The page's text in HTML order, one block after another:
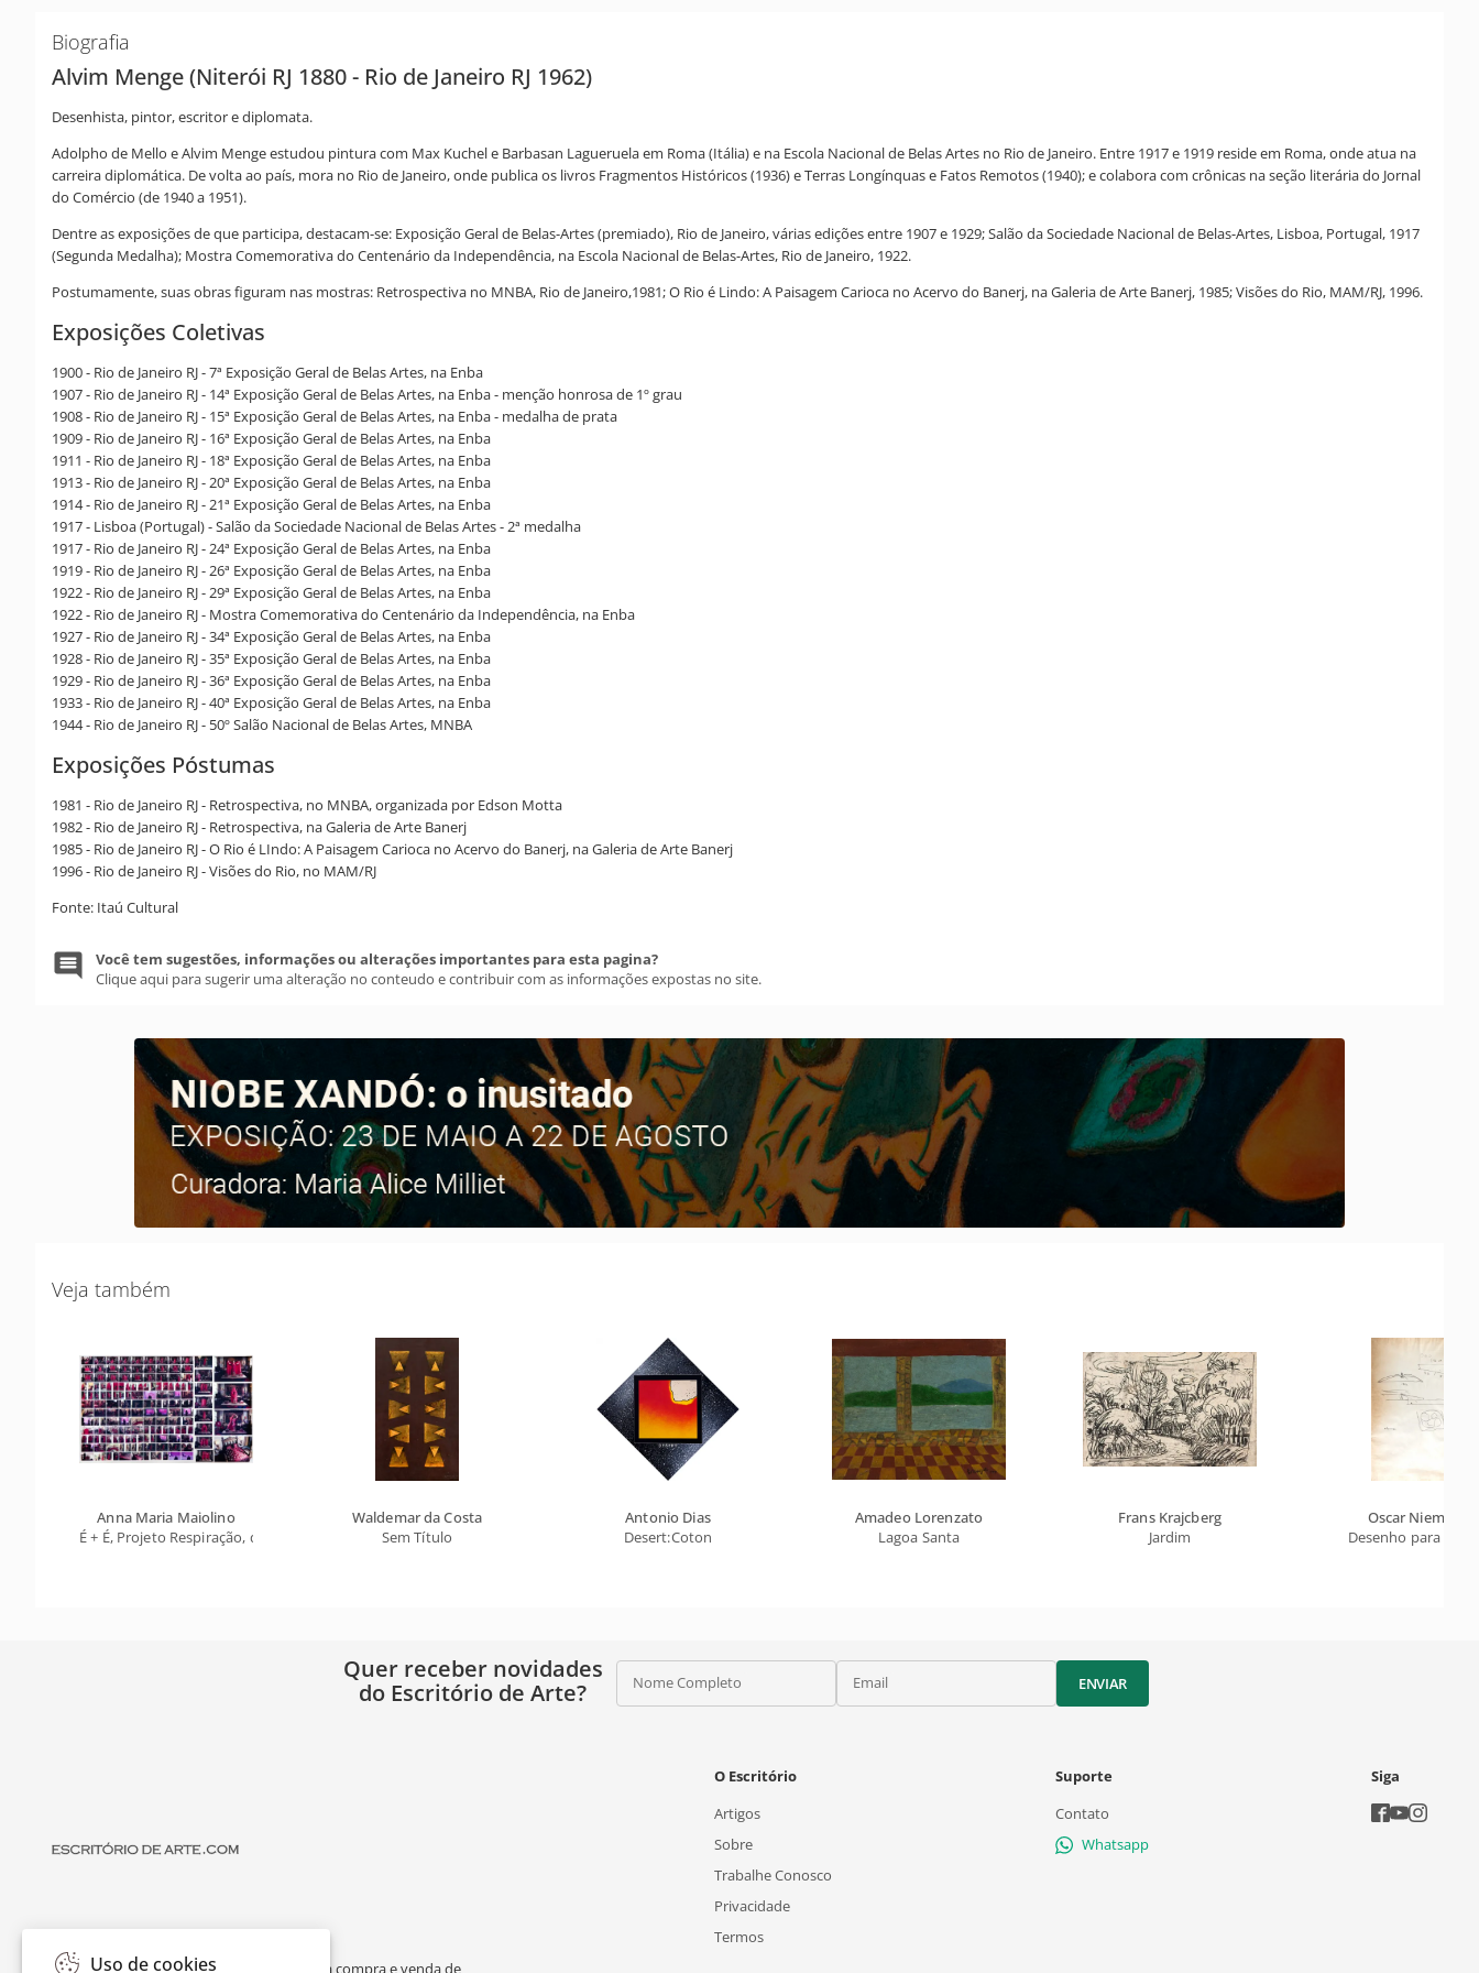
Biografia
Alvim Menge (Niterói RJ 1880 - Rio de Janeiro RJ 1962)
Desenhista, pintor, escritor e diplomata.
Adolpho de Mello e Alvim Menge estudou pintura com Max Kuchel e Barbasan Lagueruela em Roma (Itália) e na Escola Nacional de Belas Artes no Rio de Janeiro. Entre 1917 e 1919 reside em Roma, onde atua na
carreira diplomática. De volta ao país, mora no Rio de Janeiro, onde publica os livros Fragmentos Históricos (1936) e Terras Longínquas e Fatos Remotos (1940); e colabora com crônicas na seção literária do Jornal
do Comércio (de 1940 a 1951).
Dentre as exposições de que participa, destacam-se: Exposição Geral de Belas-Artes (premiado), Rio de Janeiro, várias edições entre 1907 e 1929; Salão da Sociedade Nacional de Belas-Artes, Lisboa, Portugal, 1917
(Segunda Medalha); Mostra Comemorativa do Centenário da Independência, na Escola Nacional de Belas-Artes, Rio de Janeiro, 1922.
Postumamente, suas obras figuram nas mostras: Retrospectiva no MNBA, Rio de Janeiro,1981; O Rio é Lindo: A Paisagem Carioca no Acervo do Banerj, na Galeria de Arte Banerj, 1985; Visões do Rio, MAM/RJ, 1996.
Exposições Coletivas
1900 - Rio de Janeiro RJ - 7ª Exposição Geral de Belas Artes, na Enba
1907 - Rio de Janeiro RJ - 14ª Exposição Geral de Belas Artes, na Enba - menção honrosa de 1º grau
1908 - Rio de Janeiro RJ - 15ª Exposição Geral de Belas Artes, na Enba - medalha de prata
1909 - Rio de Janeiro RJ - 16ª Exposição Geral de Belas Artes, na Enba
1911 - Rio de Janeiro RJ - 18ª Exposição Geral de Belas Artes, na Enba
1913 - Rio de Janeiro RJ - 20ª Exposição Geral de Belas Artes, na Enba
1914 - Rio de Janeiro RJ - 21ª Exposição Geral de Belas Artes, na Enba
1917 - Lisboa (Portugal) - Salão da Sociedade Nacional de Belas Artes - 2ª medalha
1917 - Rio de Janeiro RJ - 24ª Exposição Geral de Belas Artes, na Enba
1919 - Rio de Janeiro RJ - 26ª Exposição Geral de Belas Artes, na Enba
1922 - Rio de Janeiro RJ - 29ª Exposição Geral de Belas Artes, na Enba
1922 - Rio de Janeiro RJ - Mostra Comemorativa do Centenário da Independência, na Enba
1927 - Rio de Janeiro RJ - 34ª Exposição Geral de Belas Artes, na Enba
1928 - Rio de Janeiro RJ - 35ª Exposição Geral de Belas Artes, na Enba
1929 - Rio de Janeiro RJ - 36ª Exposição Geral de Belas Artes, na Enba
1933 - Rio de Janeiro RJ - 40ª Exposição Geral de Belas Artes, na Enba
1944 - Rio de Janeiro RJ - 50º Salão Nacional de Belas Artes, MNBA
Exposições Póstumas
1981 - Rio de Janeiro RJ - Retrospectiva, no MNBA, organizada por Edson Motta
1982 - Rio de Janeiro RJ - Retrospectiva, na Galeria de Arte Banerj
1985 - Rio de Janeiro RJ - O Rio é LIndo: A Paisagem Carioca no Acervo do Banerj, na Galeria de Arte Banerj
1996 - Rio de Janeiro RJ - Visões do Rio, no MAM/RJ
Fonte: Itaú Cultural
Você tem sugestões, informações ou alterações importantes para esta pagina?
Clique aqui para sugerir uma alteração no conteudo e contribuir com as informações expostas no site.
Veja também
Anna Maria Maiolino
É + É, Projeto Respiração, da Série Elaborações (Fotopoemação)
Waldemar da Costa
Sem Título
Antonio Dias
Desert:Coton
Amadeo Lorenzato
Lagoa Santa
Frans Krajcberg
Jardim
Oscar Niemeyer
Desenho para
Quer receber novidades
do Escritório de Arte?
Nome Completo Email ENVIAR
O Escritório de Arte é um portal dedicado à compra e venda de
O Escritório
Artigos
Sobre
Trabalhe Conosco
Privacidade
Termos
Suporte
Contato
Whatsapp
Siga
Uso de cookies